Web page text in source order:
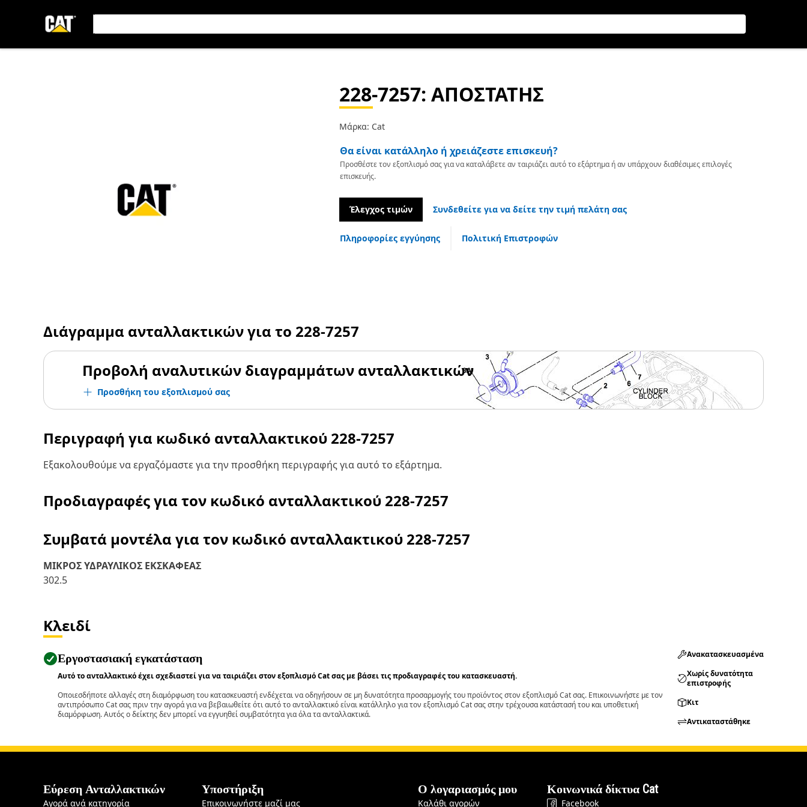
228-7257: ΑΠΟΣΤΑΤΗΣ
Μάρκα: Cat
Θα είναι κατάλληλο ή χρειάζεστε επισκευή?
Προσθέστε τον εξοπλισμό σας για να καταλάβετε αν ταιριάζει αυτό το εξάρτημα ή αν υπάρχουν διαθέσιμες επιλογές
επισκευής.
Έλεγχος τιμών Συνδεθείτε για να δείτε την τιμή πελάτη σας
Πληροφορίες εγγύησης Πολιτική Επιστροφών
Διάγραμμα ανταλλακτικών για το 228-7257
Προβολή αναλυτικών διαγραμμάτων ανταλλακτικών
Προσθήκη του εξοπλισμού σας
Περιγραφή για κωδικό ανταλλακτικού 228-7257
Εξακολουθούμε να εργαζόμαστε για την προσθήκη περιγραφής για αυτό το εξάρτημα.
Προδιαγραφές για τον κωδικό ανταλλακτικού 228-7257
Συμβατά μοντέλα για τον κωδικό ανταλλακτικού 228-7257
ΜΙΚΡΟΣ ΥΔΡΑΥΛΙΚΟΣ ΕΚΣΚΑΦΕΑΣ
302.5
Κλειδί
Εργοστασιακή εγκατάσταση
Αυτό το ανταλλακτικό έχει σχεδιαστεί για να ταιριάζει στον εξοπλισμό Cat σας με βάσει τις προδιαγραφές του κατασκευαστή.
Οποιεσδήποτε αλλαγές στη διαμόρφωση του κατασκευαστή ενδέχεται να οδηγήσουν σε μη δυνατότητα προσαρμογής του προϊόντος στον εξοπλισμό Cat σας. Επικοινωνήστε με τον
αντιπρόσωπο Cat σας πριν την αγορά για να βεβαιωθείτε ότι αυτό το ανταλλακτικό είναι κατάλληλο για τον εξοπλισμό Cat σας στην τρέχουσα κατάστασή του και υποθετική
διαμόρφωση. Αυτός ο δείκτης δεν μπορεί να εγγυηθεί συμβατότητα για όλα τα ανταλλακτικά.
Ανακατασκευασμένα
Χωρίς δυνατότητα
επιστροφής
Κιτ
Αντικαταστάθηκε
Εύρεση Ανταλλακτικών
Αγορά ανά κατηγορία
Υποστήριξη
Επικοινωνήστε μαζί μας
Ο λογαριασμός μου
Καλάθι αγορών
Κοινωνικά δίκτυα Cat
Facebook